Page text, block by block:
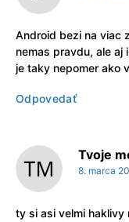
Android bezi na viac
nemas pravdu, ale aj
je taky nepomer ako
Odpovedať
Tvoje
8. marca
ty si asi velmi haklivy